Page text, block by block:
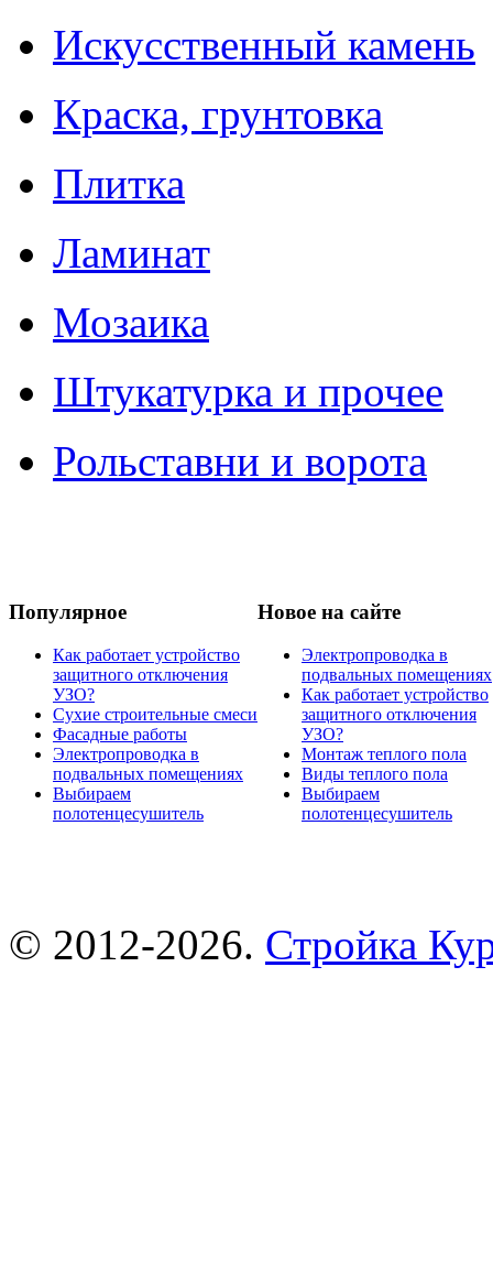
Искусственный камень
Краска, грунтовка
Плитка
Ламинат
Мозаика
Штукатурка и прочее
Рольставни и ворота
Популярное
Как работает устройство
защитного отключения
УЗО?
Сухие строительные смеси
Фасадные работы
Электропроводка в
подвальных помещениях
Выбираем
полотенцесушитель
Новое на сайте
Электропроводка в
подвальных помещениях
Как работает устройство
защитного отключения
УЗО?
Монтаж теплого пола
Виды теплого пола
Выбираем
полотенцесушитель
© 2012-2026. Стройка